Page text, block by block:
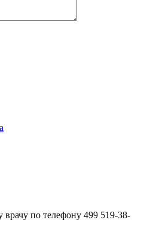
врачу по телефону 499 519-38-